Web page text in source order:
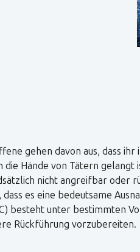
gehen davon aus, dass ihr
Hände von Tätern
nicht angreifbar oder
es eine bedeutsame
besteht unter bestimmten
Rückführung vorzubereiten.